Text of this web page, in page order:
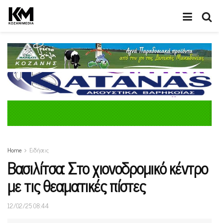
Home Ειδήσεις
Βασιλίτσα: Στο χιονοδρομικό κέντρο
με τις θεαματικές πίστες
12/02/25 08:44